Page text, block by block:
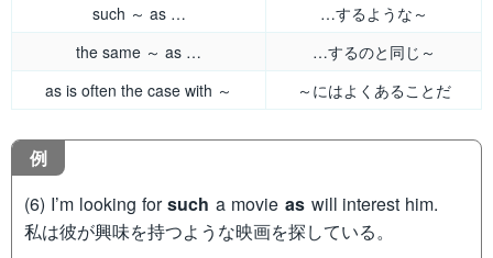
such ～ as …
…するような～
the same ～ as …
…するのと同じ～
as is often the case with ～
～にはよくあることだ
例
(6) I’m looking forsuch a movie as will interest him.
私は彼が興味を持つような映画を探している。